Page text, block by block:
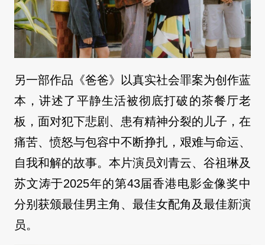
另一部作品《爸爸》以真实社会罪案为创作蓝
本，讲述了平静生活被彻底打破的茶餐厅老
板，面对犯下悲剧、患有精神分裂的儿子，在
痛苦、愤怒与包容中不断挣扎，艰难与命运、
自我和解的故事。本片演员刘青云、谷祖琳及
苏文涛于2025年的第43届香港电影金像奖中
分别获颁最佳男主角、最佳女配角及最佳新演
员。